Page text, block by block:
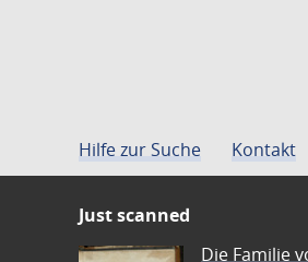
Hilfe zur Suche Kontakt
Just scanned
Die Familie